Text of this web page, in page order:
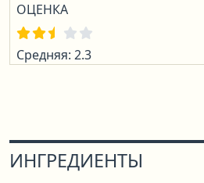
ОЦЕНКА
Средняя: 2.3
ИНГРЕДИЕНТЫ